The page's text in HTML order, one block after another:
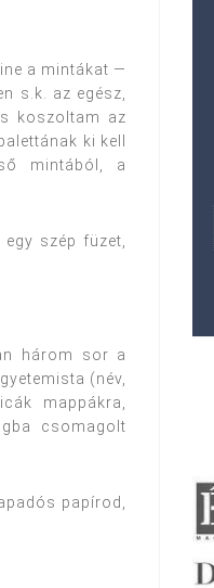
a mintákat —
s.k. az egész,
koszoltam az
ki kell
mintából, a
szép füzet,
három sor a
(név,
mappákra,
csomagolt
papírod,